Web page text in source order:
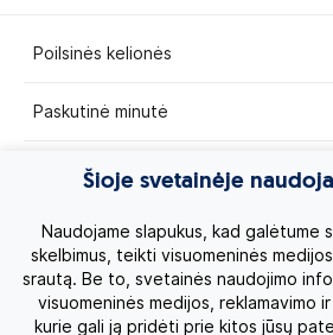
Poilsinės kelionės
Paskutinė minutė
Egzotinės kelionės
Kruizai
Kelionės po Lietuvą
Šioje svetainėje
Naudojame slapukus, kad galėtume
skelbimus, teikti visuomeninės
srautą. Be to, svetainės naudojimo
visuomeninės medijos, reklamavimo
kurie gali ją pridėti prie kitos jūsų